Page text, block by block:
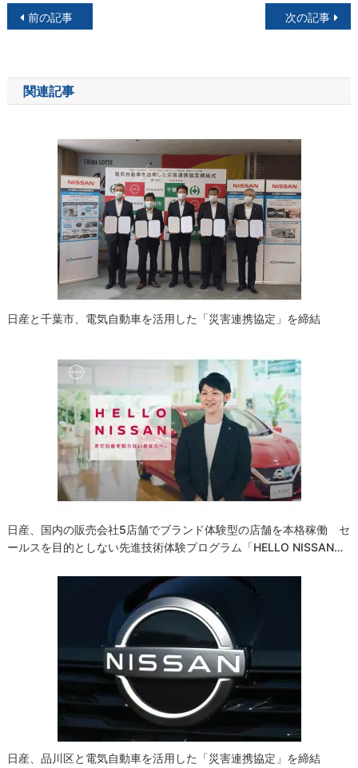
投
ナ
ビ
前の記事 次の記事
関連記事
日産と千葉市、電気自動車を活用した「災害連携協定」を締結
日産、国内の販売会社5店舗でブランド体験型の店舗を本格稼働 セ
ールスを目的としない先進技術体験プログラム「HELLO NISSAN…
日産、品川区と電気自動車を活用した「災害連携協定」を締結